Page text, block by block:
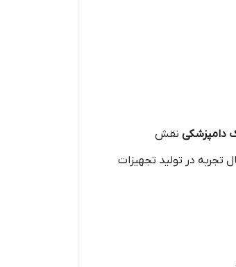
دامپزشکی نقش
بیش از ۱۶ سال تجربه در تولید تجهیزات